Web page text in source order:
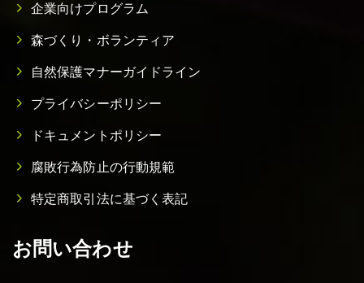
企業向けプログラム
森づくり・ボランティア
自然保護マナーガイドライン
プライバシーポリシー
ドキュメントポリシー
腐敗行為防止の行動規範
特定商取引法に基づく表記
お問い合わせ